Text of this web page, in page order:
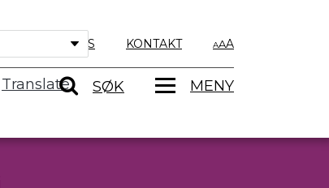
Translate
OM OSS KONTAKT A
SØK MENY